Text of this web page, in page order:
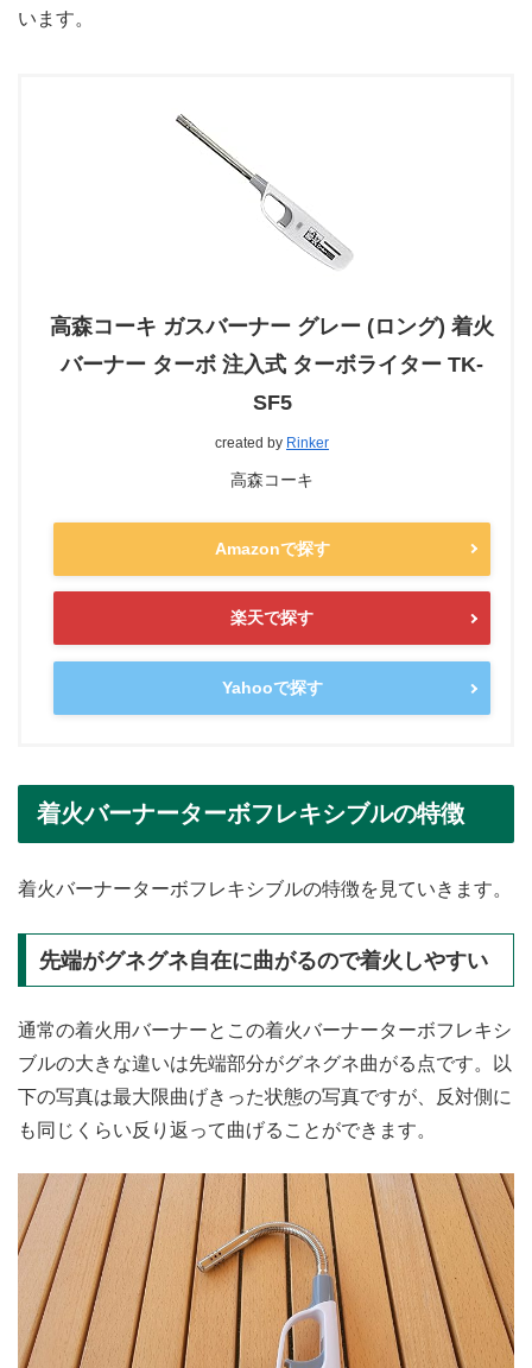
います。
高森コーキ ガスバーナー グレー (ロング) 着火
バーナー ターボ 注入式 ターボライター TK-
SF5
created by Rinker
高森コーキ
Amazonで探す
楽天で探す
Yahooで探す
着火バーナーターボフレキシブルの特徴
着火バーナーターボフレキシブルの特徴を見ていきます。
先端がグネグネ自在に曲がるので着火しやすい
通常の着火用バーナーとこの着火バーナーターボフレキシ
ブルの大きな違いは先端部分がグネグネ曲がる点です。以
下の写真は最大限曲げきった状態の写真ですが、反対側に
も同じくらい反り返って曲げることができます。